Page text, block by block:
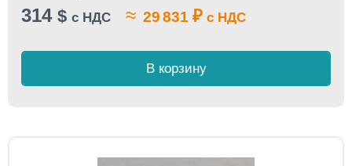
314 $ с НДС ≈ 29 831 ₽ с НДС
В корзину